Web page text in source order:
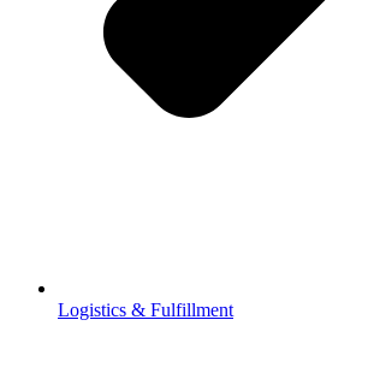
Logistics & Fulfillment